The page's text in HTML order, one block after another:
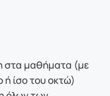
στα μαθήματα (με
ίσο του οκτώ)